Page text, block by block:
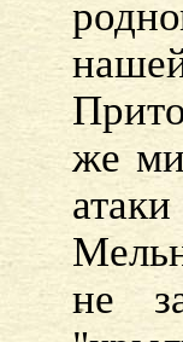
же
не